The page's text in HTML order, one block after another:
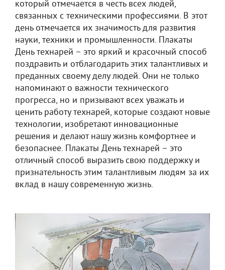
который отмечается в честь всех людей,
связанных с техническими профессиями. В этот
день отмечается их значимость для развития
науки, техники и промышленности. Плакаты
День технарей – это яркий и красочный способ
поздравить и отблагодарить этих талантливых и
преданных своему делу людей. Они не только
напоминают о важности технического
прогресса, но и призывают всех уважать и
ценить работу технарей, которые создают новые
технологии, изобретают инновационные
решения и делают нашу жизнь комфортнее и
безопаснее. Плакаты День технарей – это
отличный способ выразить свою поддержку и
признательность этим талантливым людям за их
вклад в нашу современную жизнь.